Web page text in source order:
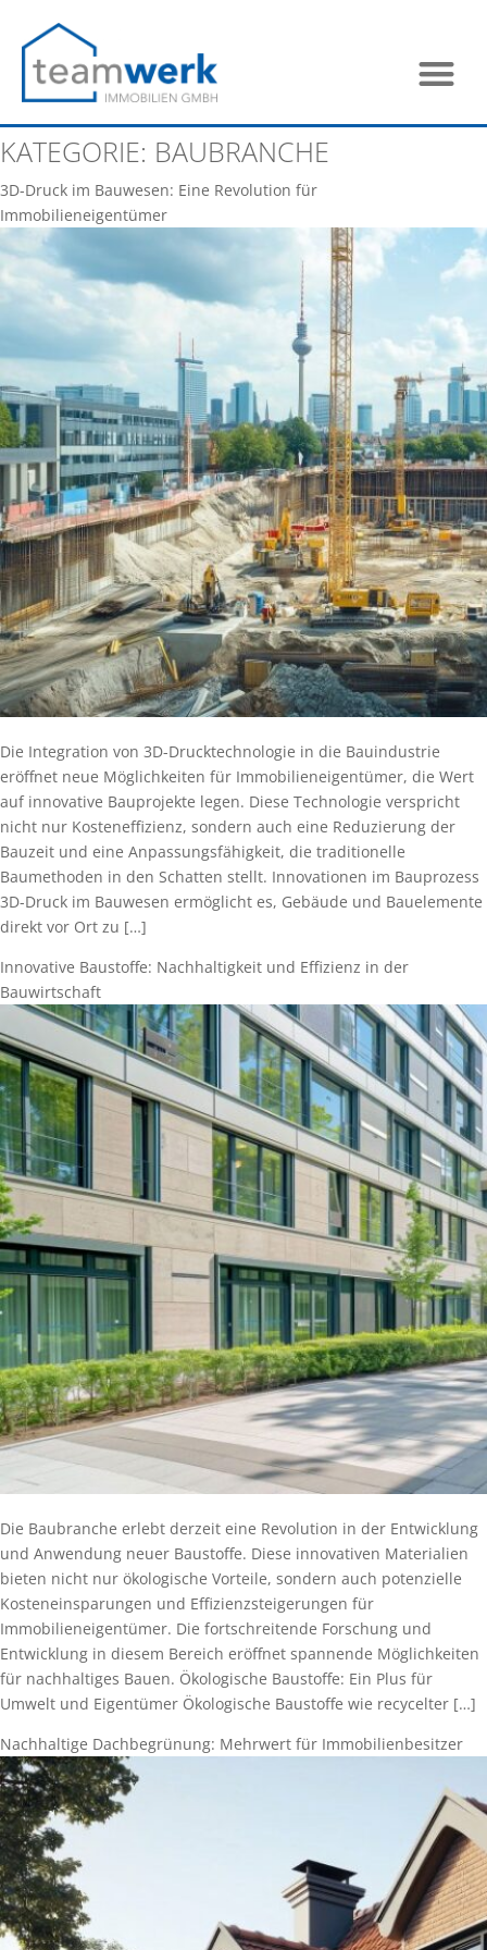
KATEGORIE: BAUBRANCHE
3D-Druck im Bauwesen: Eine Revolution für
Immobilieneigentümer
Die Integration von 3D-Drucktechnologie in die Bauindustrie
eröffnet neue Möglichkeiten für Immobilieneigentümer, die Wert
auf innovative Bauprojekte legen. Diese Technologie verspricht
nicht nur Kosteneffizienz, sondern auch eine Reduzierung der
Bauzeit und eine Anpassungsfähigkeit, die traditionelle
Baumethoden in den Schatten stellt. Innovationen im Bauprozess
3D-Druck im Bauwesen ermöglicht es, Gebäude und Bauelemente
direkt vor Ort zu […]
Innovative Baustoffe: Nachhaltigkeit und Effizienz in der
Bauwirtschaft
Die Baubranche erlebt derzeit eine Revolution in der Entwicklung
und Anwendung neuer Baustoffe. Diese innovativen Materialien
bieten nicht nur ökologische Vorteile, sondern auch potenzielle
Kosteneinsparungen und Effizienzsteigerungen für
Immobilieneigentümer. Die fortschreitende Forschung und
Entwicklung in diesem Bereich eröffnet spannende Möglichkeiten
für nachhaltiges Bauen. Ökologische Baustoffe: Ein Plus für
Umwelt und Eigentümer Ökologische Baustoffe wie recycelter […]
Nachhaltige Dachbegrünung: Mehrwert für Immobilienbesitzer